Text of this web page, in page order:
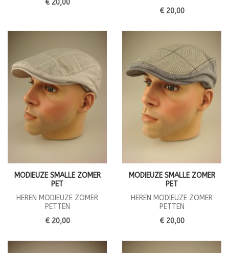
€ 20,00
€ 20,00
MODIEUZE SMALLE ZOMER
PET
HEREN MODIEUZE ZOMER
PETTEN
€ 20,00
MODIEUZE SMALLE ZOMER
PET
HEREN MODIEUZE ZOMER
PETTEN
€ 20,00